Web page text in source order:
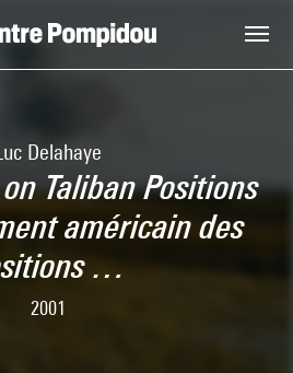
Delahaye
Taliban Positions
américain des
…
2001